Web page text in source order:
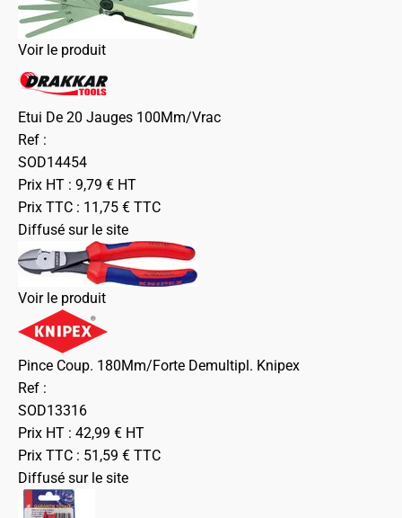
Voir le produit
Etui De 20 Jauges 100Mm/Vrac
Ref :
SOD14454
Prix HT : 9,79 € HT
Prix TTC : 11,75 € TTC
Diffusé sur le site
Voir le produit
Pince Coup. 180Mm/Forte Demultipl. Knipex
Ref :
SOD13316
Prix HT : 42,99 € HT
Prix TTC : 51,59 € TTC
Diffusé sur le site